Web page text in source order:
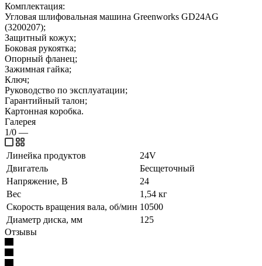
Комплектация:
Угловая шлифовальная машина Greenworks GD24AG
(3200207);
Защитный кожух;
Боковая рукоятка;
Опорный фланец;
Зажимная гайка;
Ключ;
Руководство по эксплуатации;
Гарантийный талон;
Картонная коробка.
Галерея
1/0 —
Линейка продуктов
24V
Двигатель
Бесщеточный
Напряжение, В
24
Вес
1,54 кг
Скорость вращения вала, об/мин 10500
Диаметр диска, мм
125
Отзывы